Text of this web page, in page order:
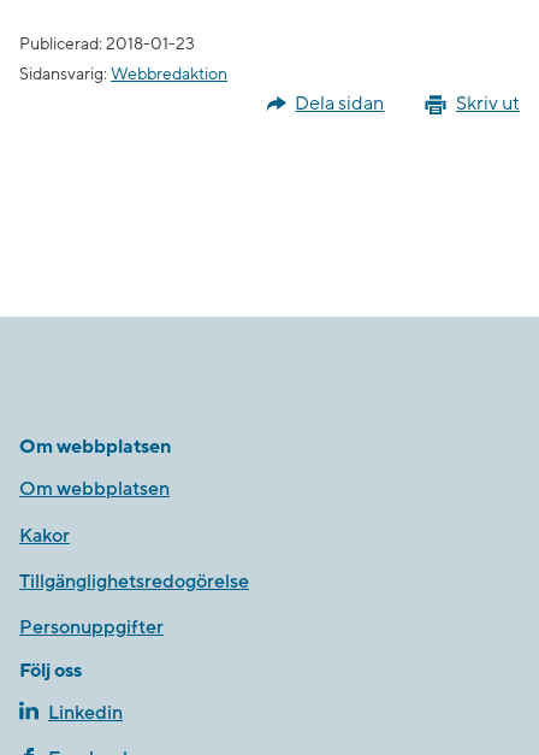
Publicerad: 2018-01-23
Sidansvarig: Webbredaktion
Skriv ut
Dela sidan
Om webbplatsen
Om webbplatsen
Kakor
Tillgänglighetsredogörelse
Personuppgifter
Följ oss
Linkedin